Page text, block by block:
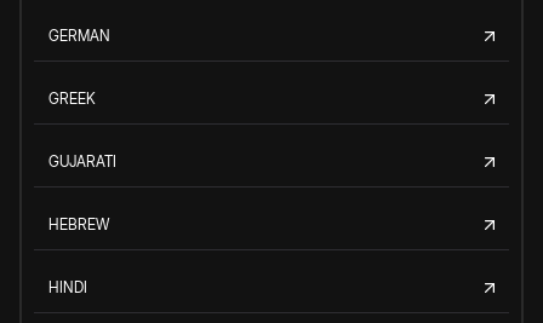
GERMAN
GREEK
GUJARATI
HEBREW
HINDI